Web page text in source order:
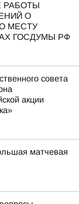
РАБОТЫ
О
МЕСТУ
ГОСДУМЫ РФ
совета
акции
матчевая